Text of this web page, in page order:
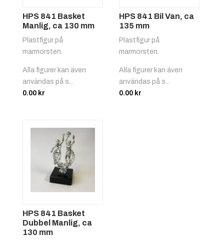
HPS 841 Basket
Manlig, ca 130 mm
Plastfigur på
marmorsten.
Alla figurer kan även
användas på s...
0.00 kr
HPS 841 Bil Van, ca
135 mm
Plastfigur på
marmorsten.
Alla figurer kan även
användas på s...
0.00 kr
HPS 841 Basket
Dubbel Manlig, ca
130 mm